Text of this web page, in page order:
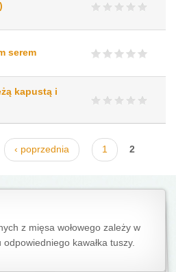
serem
kapustą i
‹ poprzednia 1 2
z mięsa wołowego zależy w
kawałka tuszy.